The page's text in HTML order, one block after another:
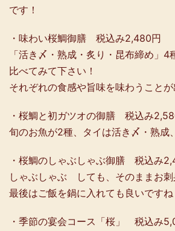
です！
・味わい桜鯛御膳 税込み2,480円
「活き〆・熟成・炙り・昆布締め」
比べてみて下さい！
それぞれの食感や旨味を味わうこと
・桜鯛と初ガツオの御膳 税込み
旬のお魚が2種、タイは活き〆・熟成
・桜鯛のしゃぶしゃぶ御膳 税込み
しゃぶしゃぶ しても、そのままお
最後はご飯を鍋に入れても良いですね
・季節の宴会コース「桜」 税込み